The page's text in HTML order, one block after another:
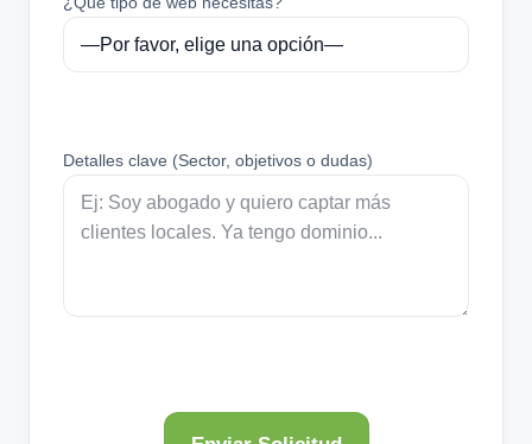
Detalles clave (Sector, objetivos o dudas)